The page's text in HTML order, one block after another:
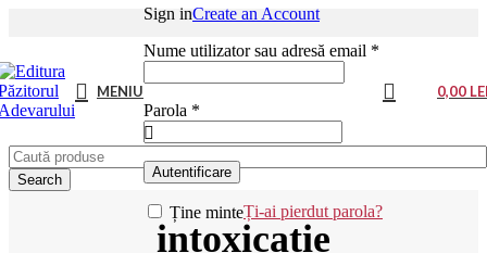
MENIU
Sign inCreate an Account
Nume utilizator sau adresă email *
Parola *
Autentificare
Ți-ai pierdut parola?
Ține minte
0,00
Search
intoxicație